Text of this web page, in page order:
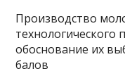
Производство
технологического
обоснование их
балов